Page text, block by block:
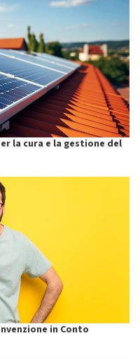
la cura e la gestione del
in Conto